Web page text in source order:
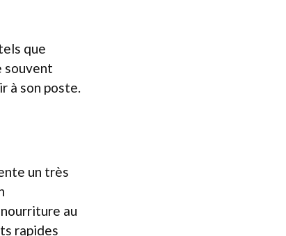
que
souvent
à son poste.
un très
au
rapides